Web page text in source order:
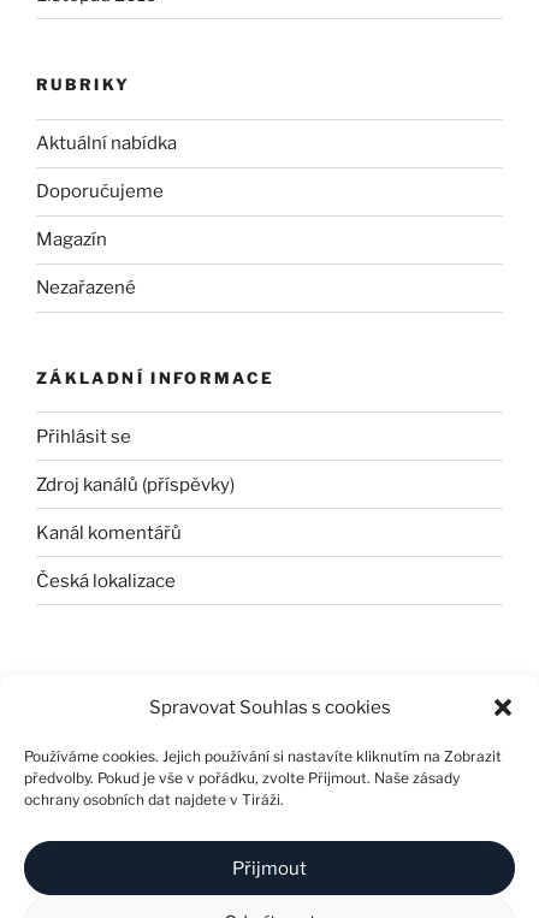
Spravovat Souhlas s cookies
Používáme cookies. Jejich používání si nastavíte kliknutím na Zobrazit
předvolby. Pokud je vše v pořádku, zvolte Přijmout. Naše zásady
ochrany osobních dat najdete v Tiráži.
Přijmout
RUBRIKY
Aktuální nabídka
Doporučujeme
Magazín
Nezařazené
ZÁKLADNÍ INFORMACE
Přihlásit se
Zdroj kanálů (příspěvky)
Kanál komentářů
Česká lokalizace